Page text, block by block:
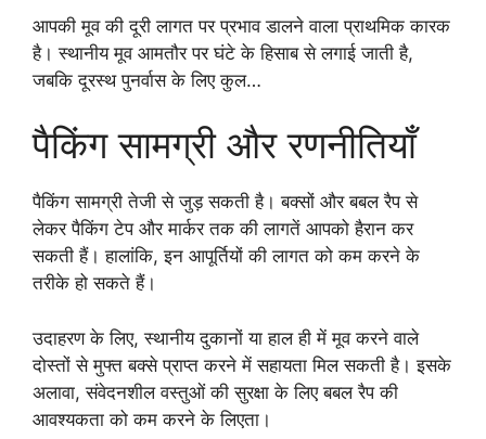
आपकी मूव की दूरी लागत पर प्रभाव डालने वाला प्राथमिक कारक
है। स्थानीय मूव आमतौर पर घंटे के हिसाब से लगाई जाती है,
जबकि दूरस्थ पुनर्वास के लिए कुल…
पैकिंग सामग्री और रणनीतियाँ
पैकिंग सामग्री तेजी से जुड़ सकती है। बक्सों और बबल रैप से
लेकर पैकिंग टेप और मार्कर तक की लागतें आपको हैरान कर
सकती हैं। हालांकि, इन आपूर्तियों की लागत को कम करने के
तरीके हो सकते हैं।
उदाहरण के लिए, स्थानीय दुकानों या हाल ही में मूव करने वाले
दोस्तों से मुफ्त बक्से प्राप्त करने में सहायता मिल सकती है। इसके
अलावा, संवेदनशील वस्तुओं की सुरक्षा के लिए बबल रैप की
आवश्यकता को कम करने के लिएता।